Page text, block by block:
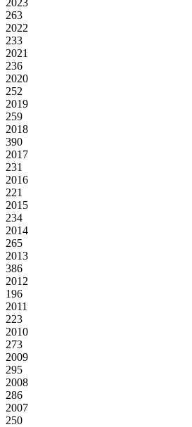
263
2022
233
2021
236
2020
252
2019
259
2018
390
2017
231
2016
221
2015
234
2014
265
2013
386
2012
196
2011
223
2010
273
2009
295
2008
286
2007
250